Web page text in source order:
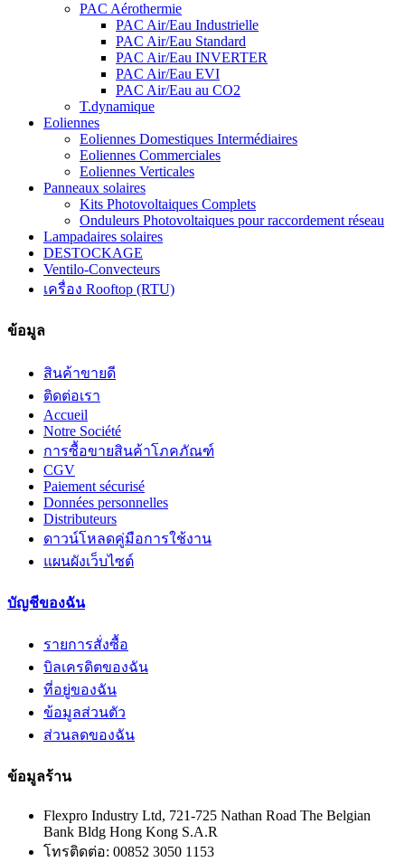
PAC Aérothermie
PAC Air/Eau Industrielle
PAC Air/Eau Standard
PAC Air/Eau INVERTER
PAC Air/Eau EVI
PAC Air/Eau au CO2
T.dynamique
Eoliennes
Eoliennes Domestiques Intermédiaires
Eoliennes Commerciales
Eoliennes Verticales
Panneaux solaires
Kits Photovoltaiques Complets
Onduleurs Photovoltaiques pour raccordement réseau
Lampadaires solaires
DESTOCKAGE
Ventilo-Convecteurs
เครื่อง Rooftop (RTU)
ข้อมูล
สินค้าขายดี
ติดต่อเรา
Accueil
Notre Société
การซื้อขายสินค้าโภคภัณฑ์
CGV
Paiement sécurisé
Données personnelles
Distributeurs
ดาวน์โหลดคู่มือการใช้งาน
แผนผังเว็บไซต์
บัญชีของฉัน
รายการสั่งซื้อ
บิลเครดิตของฉัน
ที่อยู่ของฉัน
ข้อมูลส่วนตัว
ส่วนลดของฉัน
ข้อมูลร้าน
Flexpro Industry Ltd, 721-725 Nathan Road The Belgian
Bank Bldg Hong Kong S.A.R
โทรติดต่อ: 00852 3050 1153